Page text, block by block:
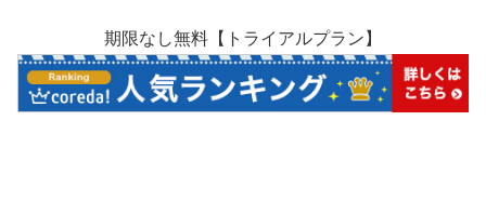
期限なし無料【トライアルプラン】